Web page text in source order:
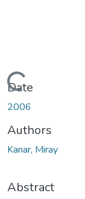
Date
2006
Authors
Kanar, Miray
Abstract